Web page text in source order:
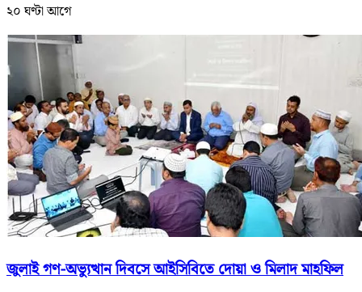
২০ ঘণ্টা আগে
জুলাই গণ-অভ্যুত্থান দিবসে আইসিবিতে দোয়া ও মিলাদ মাহফিল